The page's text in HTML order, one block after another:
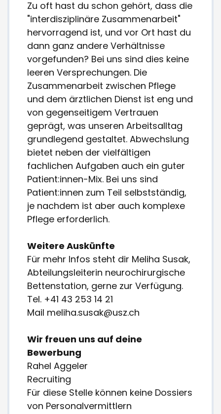
Zu oft hast du schon gehört, dass die
"interdisziplinäre Zusammenarbeit"
hervorragend ist, und vor Ort hast du
dann ganz andere Verhältnisse
vorgefunden? Bei uns sind dies keine
leeren Versprechungen. Die
Zusammenarbeit zwischen Pflege
und dem ärztlichen Dienst ist eng und
von gegenseitigem Vertrauen
geprägt, was unseren Arbeitsalltag
grundlegend gestaltet. Abwechslung
bietet neben der vielfältigen
fachlichen Aufgaben auch ein guter
Patient:innen-Mix. Bei uns sind
Patient:innen zum Teil selbstständig,
je nachdem ist aber auch komplexe
Pflege erforderlich.
Weitere Auskünfte
Für mehr Infos steht dir Meliha Susak,
Abteilungsleiterin neurochirurgische
Bettenstation, gerne zur Verfügung.
Tel. +41 43 253 14 21
Mail meliha.susak@usz.ch
Wir freuen uns auf deine
Bewerbung
Rahel Aggeler
Recruiting
Für diese Stelle können keine Dossiers
von Personalvermittlern